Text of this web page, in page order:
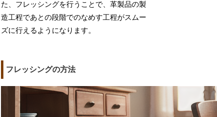
た、フレッシングを行うことで、革製品の製
造工程であとの段階でのなめす工程がスムー
ズに行えるようになります。
フレッシングの方法